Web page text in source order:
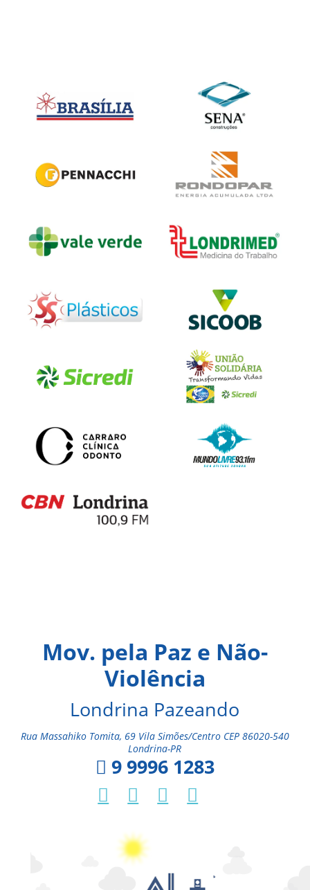
Mov. pela Paz e Não-
Violência
Londrina Pazeando
Rua Massahiko Tomita, 69 Vila Simões/Centro CEP 86020-540
Londrina-PR
9 9996 1283